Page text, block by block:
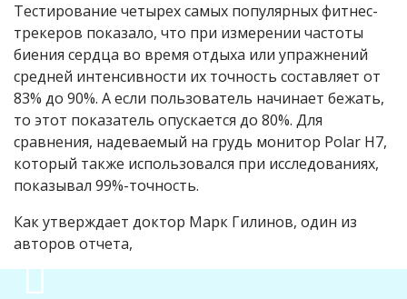
Тестирование четырех самых популярных фитнес-
трекеров показало, что при измерении частоты
биения сердца во время отдыха или упражнений
средней интенсивности их точность составляет от
83% до 90%. А если пользователь начинает бежать,
то этот показатель опускается до 80%. Для
сравнения, надеваемый на грудь монитор Polar H7,
который также использовался при исследованиях,
показывал 99%-точность.
Как утверждает доктор Марк Гилинов, один из
авторов отчета,